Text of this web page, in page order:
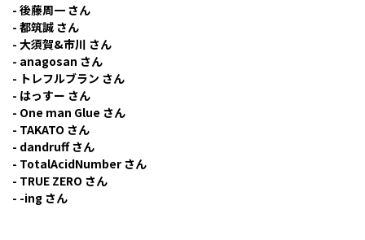
- 後藤周一 さん
- 都筑誠 さん
- 大須賀&市川 さん
- anagosan さん
- トレフルブラン さん
- はっすー さん
- One man Glue さん
- TAKATO さん
- dandruff さん
- TotalAcidNumber さん
- TRUE ZERO さん
- -ing さん